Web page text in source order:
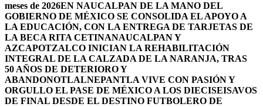
meses de 2026EN NAUCALPAN DE LA MANO DEL
GOBIERNO DE MÉXICO SE CONSOLIDA EL APOYO A
LA EDUCACIÓN, CON LA ENTREGA DE TARJETAS DE
LA BECA RITA CETINANAUCALPAN Y
AZCAPOTZALCO INICIAN LA REHABILITACIÓN
INTEGRAL DE LA CALZADA DE LA NARANJA, TRAS
50 AÑOS DE DETERIORO Y
ABANDONOTLALNEPANTLA VIVE CON PASIÓN Y
ORGULLO EL PASE DE MÉXICO A LOS DIECISEISAVOS
DE FINAL DESDE EL DESTINO FUTBOLERO DE